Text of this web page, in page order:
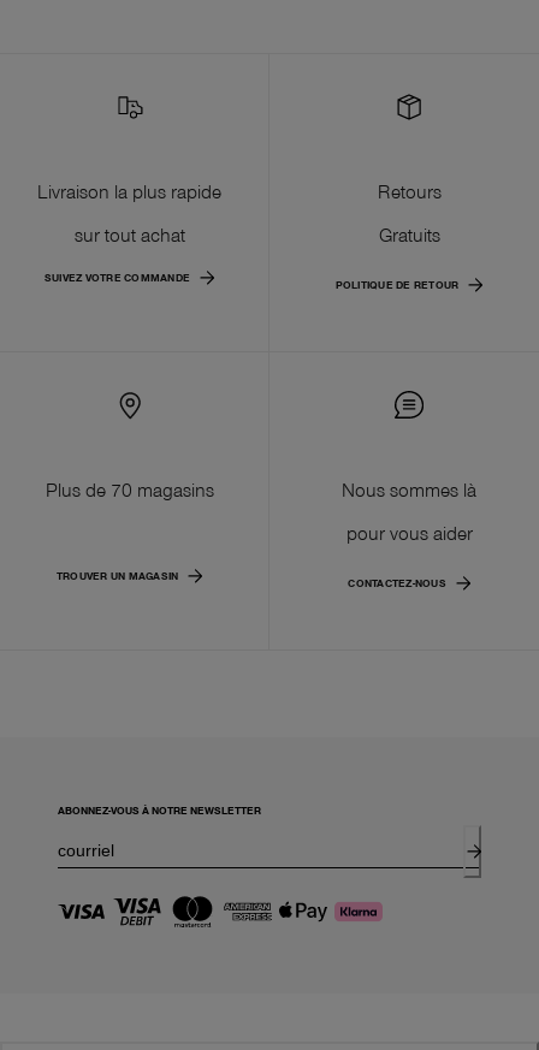
Livraison la plus rapide
sur tout achat
SUIVEZ VOTRE COMMANDE
Retours
Gratuits
POLITIQUE DE RETOUR
Plus de 70 magasins
TROUVER UN MAGASIN
Nous sommes là
pour vous aider
CONTACTEZ-NOUS
ABONNEZ-VOUS À NOTRE NEWSLETTER